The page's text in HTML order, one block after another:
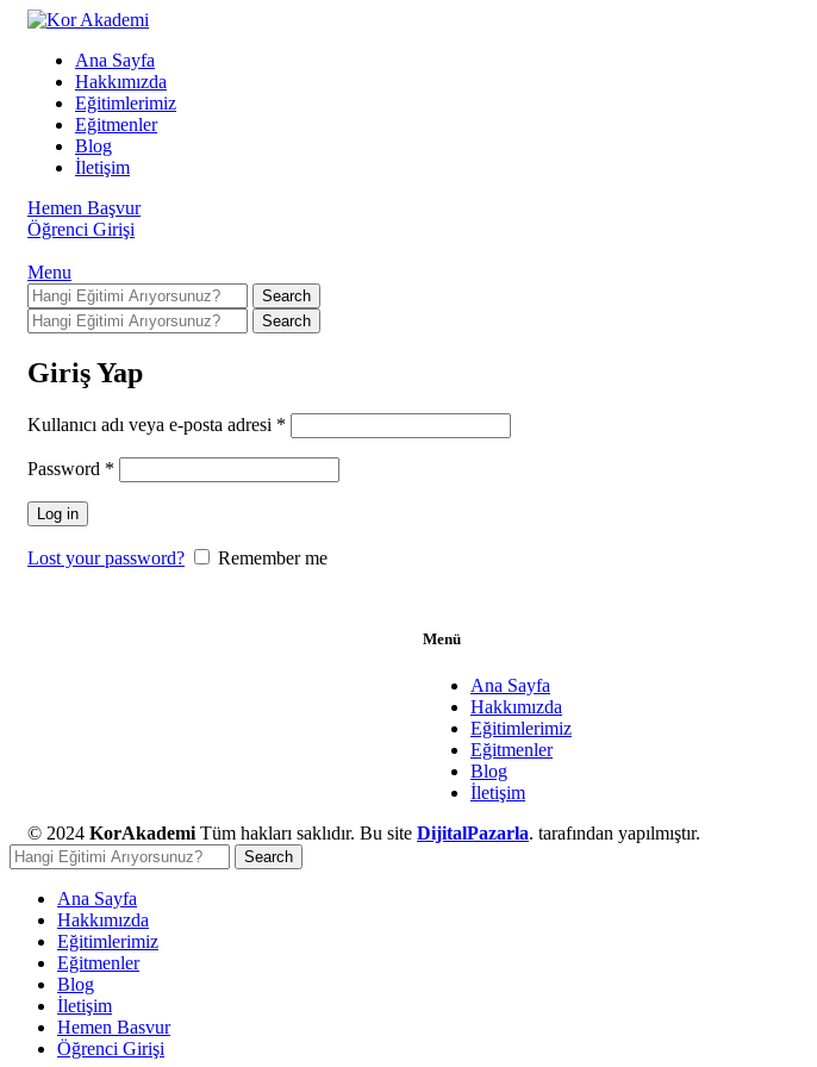
Ana Sayfa
Hakkımızda
Eğitimlerimiz
Eğitmenler
Blog
İletişim
Hemen Başvur
Öğrenci Girişi
Menu
Search
Search
Giriş Yap
Kullanıcı adı veya e-posta adresi *
Password *
Log in
Lost your password? Remember me
Menü
Ana Sayfa
Hakkımızda
Eğitimlerimiz
Eğitmenler
Blog
İletişim
© 2024 KorAkademi Tüm hakları saklıdır. Bu site DijitalPazarla. tarafından yapılmıştır.
Search
Ana Sayfa
Hakkımızda
Eğitimlerimiz
Eğitmenler
Blog
İletişim
Hemen Basvur
Öğrenci Girişi